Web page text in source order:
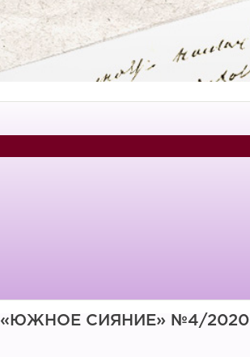
«ЮЖНОЕ СИЯНИЕ» №4/2020